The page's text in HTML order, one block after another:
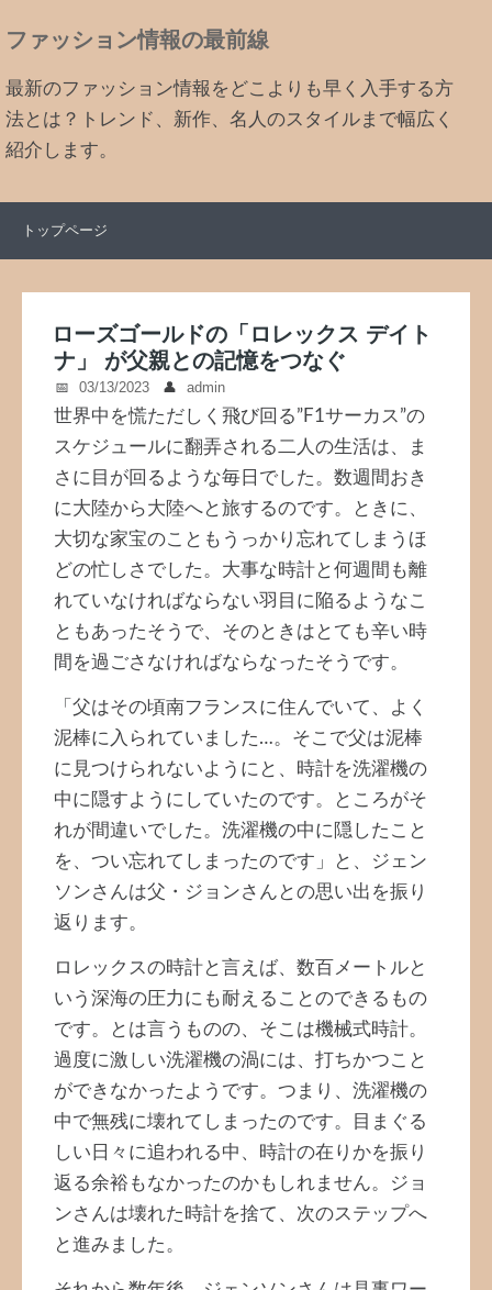
ファッション情報の最前線
最新のファッション情報をどこよりも早く入手する方
法とは？トレンド、新作、名人のスタイルまで幅広く
紹介します。
トップページ
ローズゴールドの「ロレックス デイト
ナ」 が父親との記憶をつなぐ
03/13/2023 admin
世界中を慌ただしく飛び回る”F1サーカス”の
スケジュールに翻弄される二人の生活は、ま
さに目が回るような毎日でした。数週間おき
に大陸から大陸へと旅するのです。ときに、
大切な家宝のこともうっかり忘れてしまうほ
どの忙しさでした。大事な時計と何週間も離
れていなければならない羽目に陥るようなこ
ともあったそうで、そのときはとても辛い時
間を過ごさなければならなったそうです。
「父はその頃南フランスに住んでいて、よく
泥棒に入られていました…。そこで父は泥棒
に見つけられないようにと、時計を洗濯機の
中に隠すようにしていたのです。ところがそ
れが間違いでした。洗濯機の中に隠したこと
を、つい忘れてしまったのです」と、ジェン
ソンさんは父・ジョンさんとの思い出を振り
返ります。
ロレックスの時計と言えば、数百メートルと
いう深海の圧力にも耐えることのできるもの
です。とは言うものの、そこは機械式時計。
過度に激しい洗濯機の渦には、打ちかつこと
ができなかったようです。つまり、洗濯機の
中で無残に壊れてしまったのです。目まぐる
しい日々に追われる中、時計の在りかを振り
返る余裕もなかったのかもしれません。ジョ
ンさんは壊れた時計を捨て、次のステップへ
と進みました。